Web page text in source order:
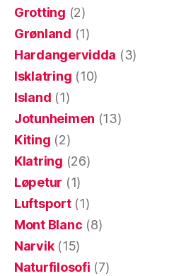
Grotting (2)
Grønland (1)
Hardangervidda (3)
Isklatring (10)
Island (1)
Jotunheimen (13)
Kiting (2)
Klatring (26)
Løpetur (1)
Luftsport(1)
Mont Blanc (8)
Narvik(15)
Naturfilosofi (7)